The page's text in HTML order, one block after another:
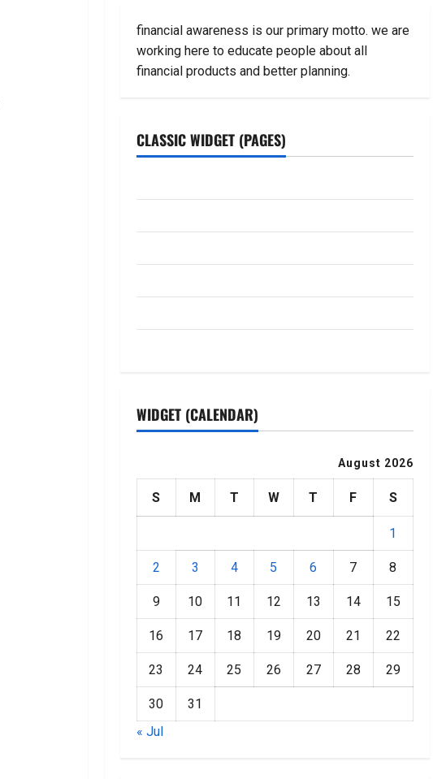
financial awareness is our primary motto. we are
working here to educate people about all
financial products and better planning.
CLASSIC WIDGET (PAGES)
WIDGET (CALENDAR)
August 2026
S M T W T F S
1
2 3 4 5 6 7 8
9 10 11 12 13 14 15
16 17 18 19 20 21 22
23 24 25 26 27 28 29
30
31
« Jul